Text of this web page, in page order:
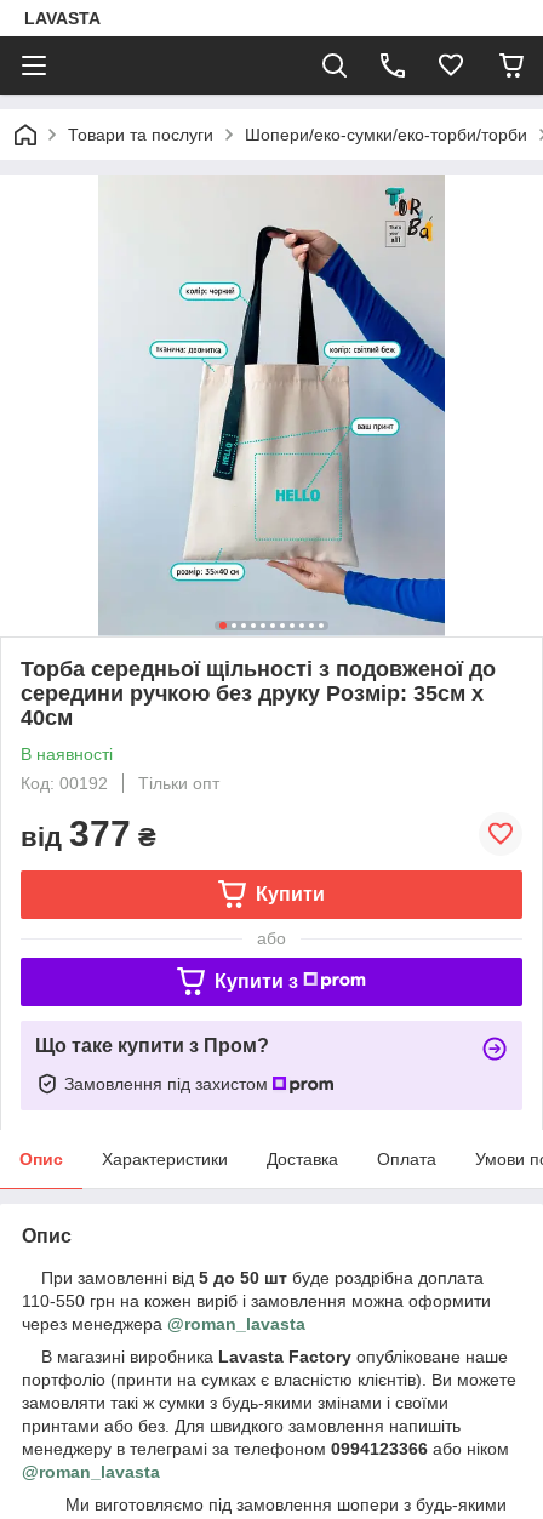
LAVASTA
Товари та послуги Шопери/еко-сумки/еко-торби/торби
Торба середньої щільності з подовженої до
середини ручкою без друку Розмір: 35cм х
40см
В наявності
Код: 00192
Тільки опт
від 377 ₴
Купити
або
Купити з
Що таке купити з Пром?
Замовлення під захистом
Опис Характеристики Доставка Оплата Умови
Опис
При замовленні від 5 до 50 шт буде роздрібна доплата
110-550 грн на кожен виріб і замовлення можна оформити
через менеджера @roman_lavasta
В магазині виробника Lavasta Factory опубліковане наше
портфоліо (принти на сумках є власністю клієнтів). Ви можете
замовляти такі ж сумки з будь-якими змінами і своїми
принтами або без. Для швидкого замовлення напишіть
менеджеру в телеграмі за телефоном 0994123366 або ніком
@roman_lavasta
Ми виготовляємо під замовлення шопери з будь-якими